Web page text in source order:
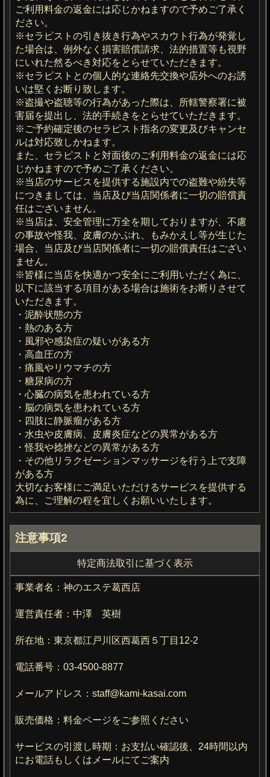
ご利用料金の返金には応じかねますので予めご了承く
ださい。
※セラピストの引き抜き行為やスカウト行為が発覚し
た場合は、例外なく損害賠償請求、法的措置等も視野
にいれた然るべき対応をとらせていただきます。
※セラピストとの個人的な連絡先交換や店外へのお誘
いは堅くお断り致します。
※盗撮や盗聴等の行為があった際は、所轄警察署に被
害届を提出し、法的手続きをとらせていただきます。
※ご予約確定後のセラピスト指名の変更及びキャンセ
ルは対応致しかねます。
また、セラピストと対面後のご利用料金の返金には応
じかねますので予めご了承ください。
※当店のサービスを提供する施設内での盗難や紛失等
につきましては、当店及び当店関係者に一切の賠償責
任はございません。
※当店は、安全管理に万全を期しておりますが、不慮
の事故や怪我、皮膚のかぶれ、もみかえし等が生じた
場合、当店及び当店関係者に一切の賠償責任はござい
ません。
※皆様に当店を快適かつ安全にご利用いただく為に、
以下に該当する項目がある場合は施術をお断りさせて
いただきます。
・泥酔状態の方
・熱のある方
・風邪や感染症の疑いがある方
・高血圧の方
・痛風やリウマチの方
・糖尿病の方
・心臓の病気を患われている方
・脳の病気を患われている方
・四肢に静脈瘤がある方
・水虫や皮膚病、皮膚炎症などの異常がある方
・怪我や捻挫などの異常がある方
・その他リラクゼーションマッサージを行う上で支障
がある方
大切なお客様にご満足いただけるサービスを提供する
為に、ご理解の程を宜しくお願いいたします。
注意事項2
特定商法取引に基づく表示
事業者名：神のエステ葛西店
運営責任者：中澤 英樹
所在地：東京都江戸川区西葛西５丁目12-2
電話番号：03-4500-8877
メールアドレス：staff@kami-kasai.com
販売価格：料金ページをご参照ください
サービスの引渡し時期：お支払い確認後、24時間以内
にお電話もしくはメールにてご案内